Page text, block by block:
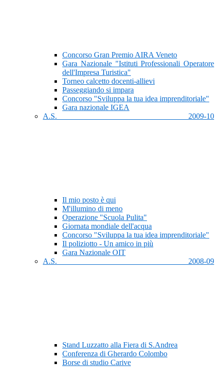
Concorso Gran Premio AIRA Veneto
Gara Nazionale "Istituti Professionali Operatore
dell'Impresa Turistica"
Torneo calcetto docenti-allievi
Passeggiando si impara
Concorso "Sviluppa la tua idea imprenditoriale"
Gara nazionale IGEA
A.S. 2009-10
Il mio posto è qui
M'illumino di meno
Operazione "Scuola Pulita"
Giornata mondiale dell'acqua
Concorso "Sviluppa la tua idea imprenditoriale"
Il poliziotto - Un amico in più
Gara Nazionale OIT
A.S. 2008-09
Stand Luzzatto alla Fiera di S.Andrea
Conferenza di Gherardo Colombo
Borse di studio Carive